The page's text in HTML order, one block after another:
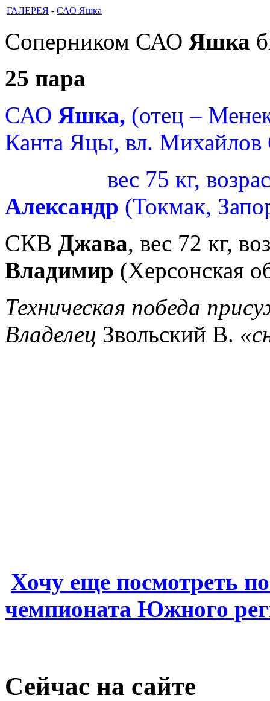
ГАЛЕРЕЯ - САО Яшка
Соперником САО Яшка
25 пара
САО Яшка, (отец –
Канта Яцы, вл. Михайлов
вес 75 кг, возраст
Александр (Токмак,
СКВ Джава, вес 72 кг,
Владимир (Херсонская
Техническая победа
Владелец Звольский В.
Хочу еще посмотреть
чемпионата Южного
Сейчас на сайте